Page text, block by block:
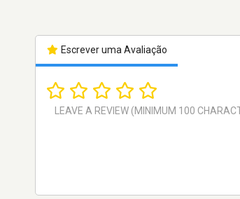
Escrever uma Avaliação